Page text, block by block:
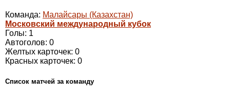
Команда: Малайсары (Казахстан)
Московский международный кубок
Голы: 1
Автоголов: 0
Желтых карточек: 0
Красных карточек: 0
Cписок матчей за команду